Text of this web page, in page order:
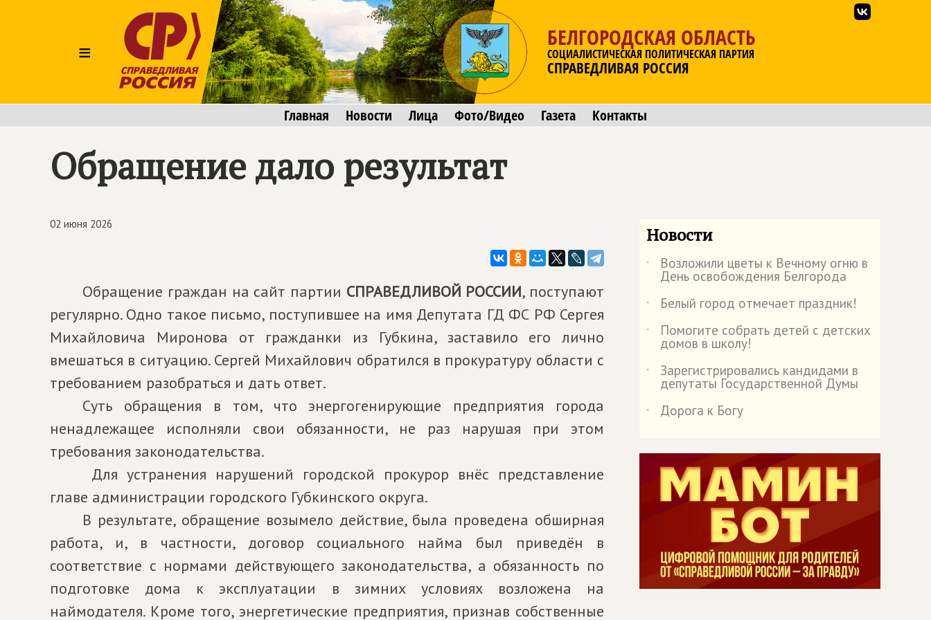
≡
БЕЛГОРОДСКАЯ ОБЛАСТЬ
СОЦИАЛИСТИЧЕСКАЯ ПОЛИТИЧЕСКАЯ ПАРТИЯ
СПРАВЕДЛИВАЯ РОССИЯ
Главная Новости Лица Фото/Видео Газета Контакты
Обращение дало результат
02 июня 2026
Обращение граждан на сайт партии СПРАВЕДЛИВОЙ РОССИИ, поступают
регулярно. Одно такое письмо, поступившее на имя Депутата ГД ФС РФ Сергея
Михайловича Миронова от гражданки из Губкина, заставило его лично
вмешаться в ситуацию. Сергей Михайлович обратился в прокуратуру области с
требованием разобраться и дать ответ.
Суть обращения в том, что энергогенирующие предприятия города
ненадлежащее исполняли свои обязанности, не раз нарушая при этом
требования законодательства.
Для устранения нарушений городской прокурор внёс представление
главе администрации городского Губкинского округа.
В результате, обращение возымело действие, была проведена обширная
работа, и, в частности, договор социального найма был приведён в
соответствие с нормами действующего законодательства, а обязанность по
подготовке дома к эксплуатации в зимних условиях возложена на
наймодателя. Кроме того, энергетические предприятия, признав собственные
Новости
˙ Возложили цветы к Вечному огню в
День освобождения Белгорода
˙
Белый город отмечает праздник!
˙
Помогите собрать детей с детских
домов в школу!
˙
Зарегистрировались кандидами в
депутаты Государственной Думы
˙
Дорога к Богу